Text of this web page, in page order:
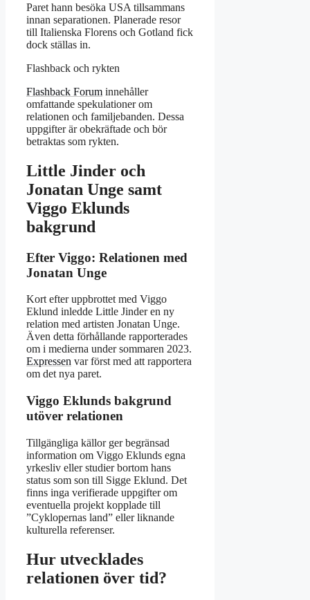
Paret hann besöka USA tillsammans
innan separationen. Planerade resor
till Italienska Florens och Gotland fick
dock ställas in.
Flashback och rykten
Flashback Forum innehåller
omfattande spekulationer om
relationen och familjebanden. Dessa
uppgifter är obekräftade och bör
betraktas som rykten.
Little Jinder och
Jonatan Unge samt
Viggo Eklunds
bakgrund
Efter Viggo: Relationen med
Jonatan Unge
Kort efter uppbrottet med Viggo
Eklund inledde Little Jinder en ny
relation med artisten Jonatan Unge.
Även detta förhållande rapporterades
om i medierna under sommaren 2023.
Expressen var först med att rapportera
om det nya paret.
Viggo Eklunds bakgrund
utöver relationen
Tillgängliga källor ger begränsad
information om Viggo Eklunds egna
yrkesliv eller studier bortom hans
status som son till Sigge Eklund. Det
finns inga verifierade uppgifter om
eventuella projekt kopplade till
”Cyklopernas land” eller liknande
kulturella referenser.
Hur utvecklades
relationen över tid?